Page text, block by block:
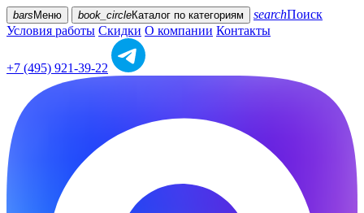
bars Меню book_circleКаталог по категориям searchПоиск
Условия работы Скидки О компании Контакты
+7 (495) 921-39-22